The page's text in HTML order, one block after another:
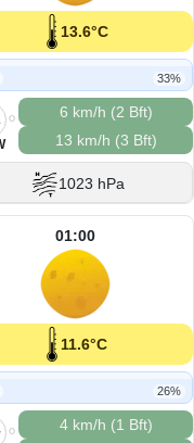
13.6°C
33%
O
6 km/h (2 Bft)
13 km/h (3 Bft)
1023 hPa
01:00
11.6°C
26%
O
4 km/h (1 Bft)